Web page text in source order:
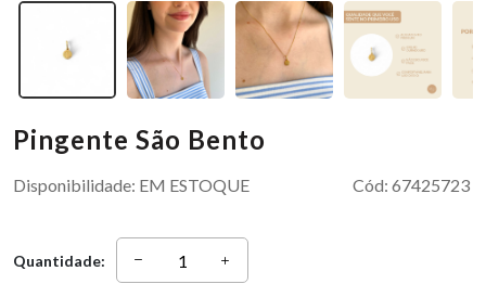
Pingente São Bento
Disponibilidade: EM ESTOQUE Cód: 67425723
Quantidade: